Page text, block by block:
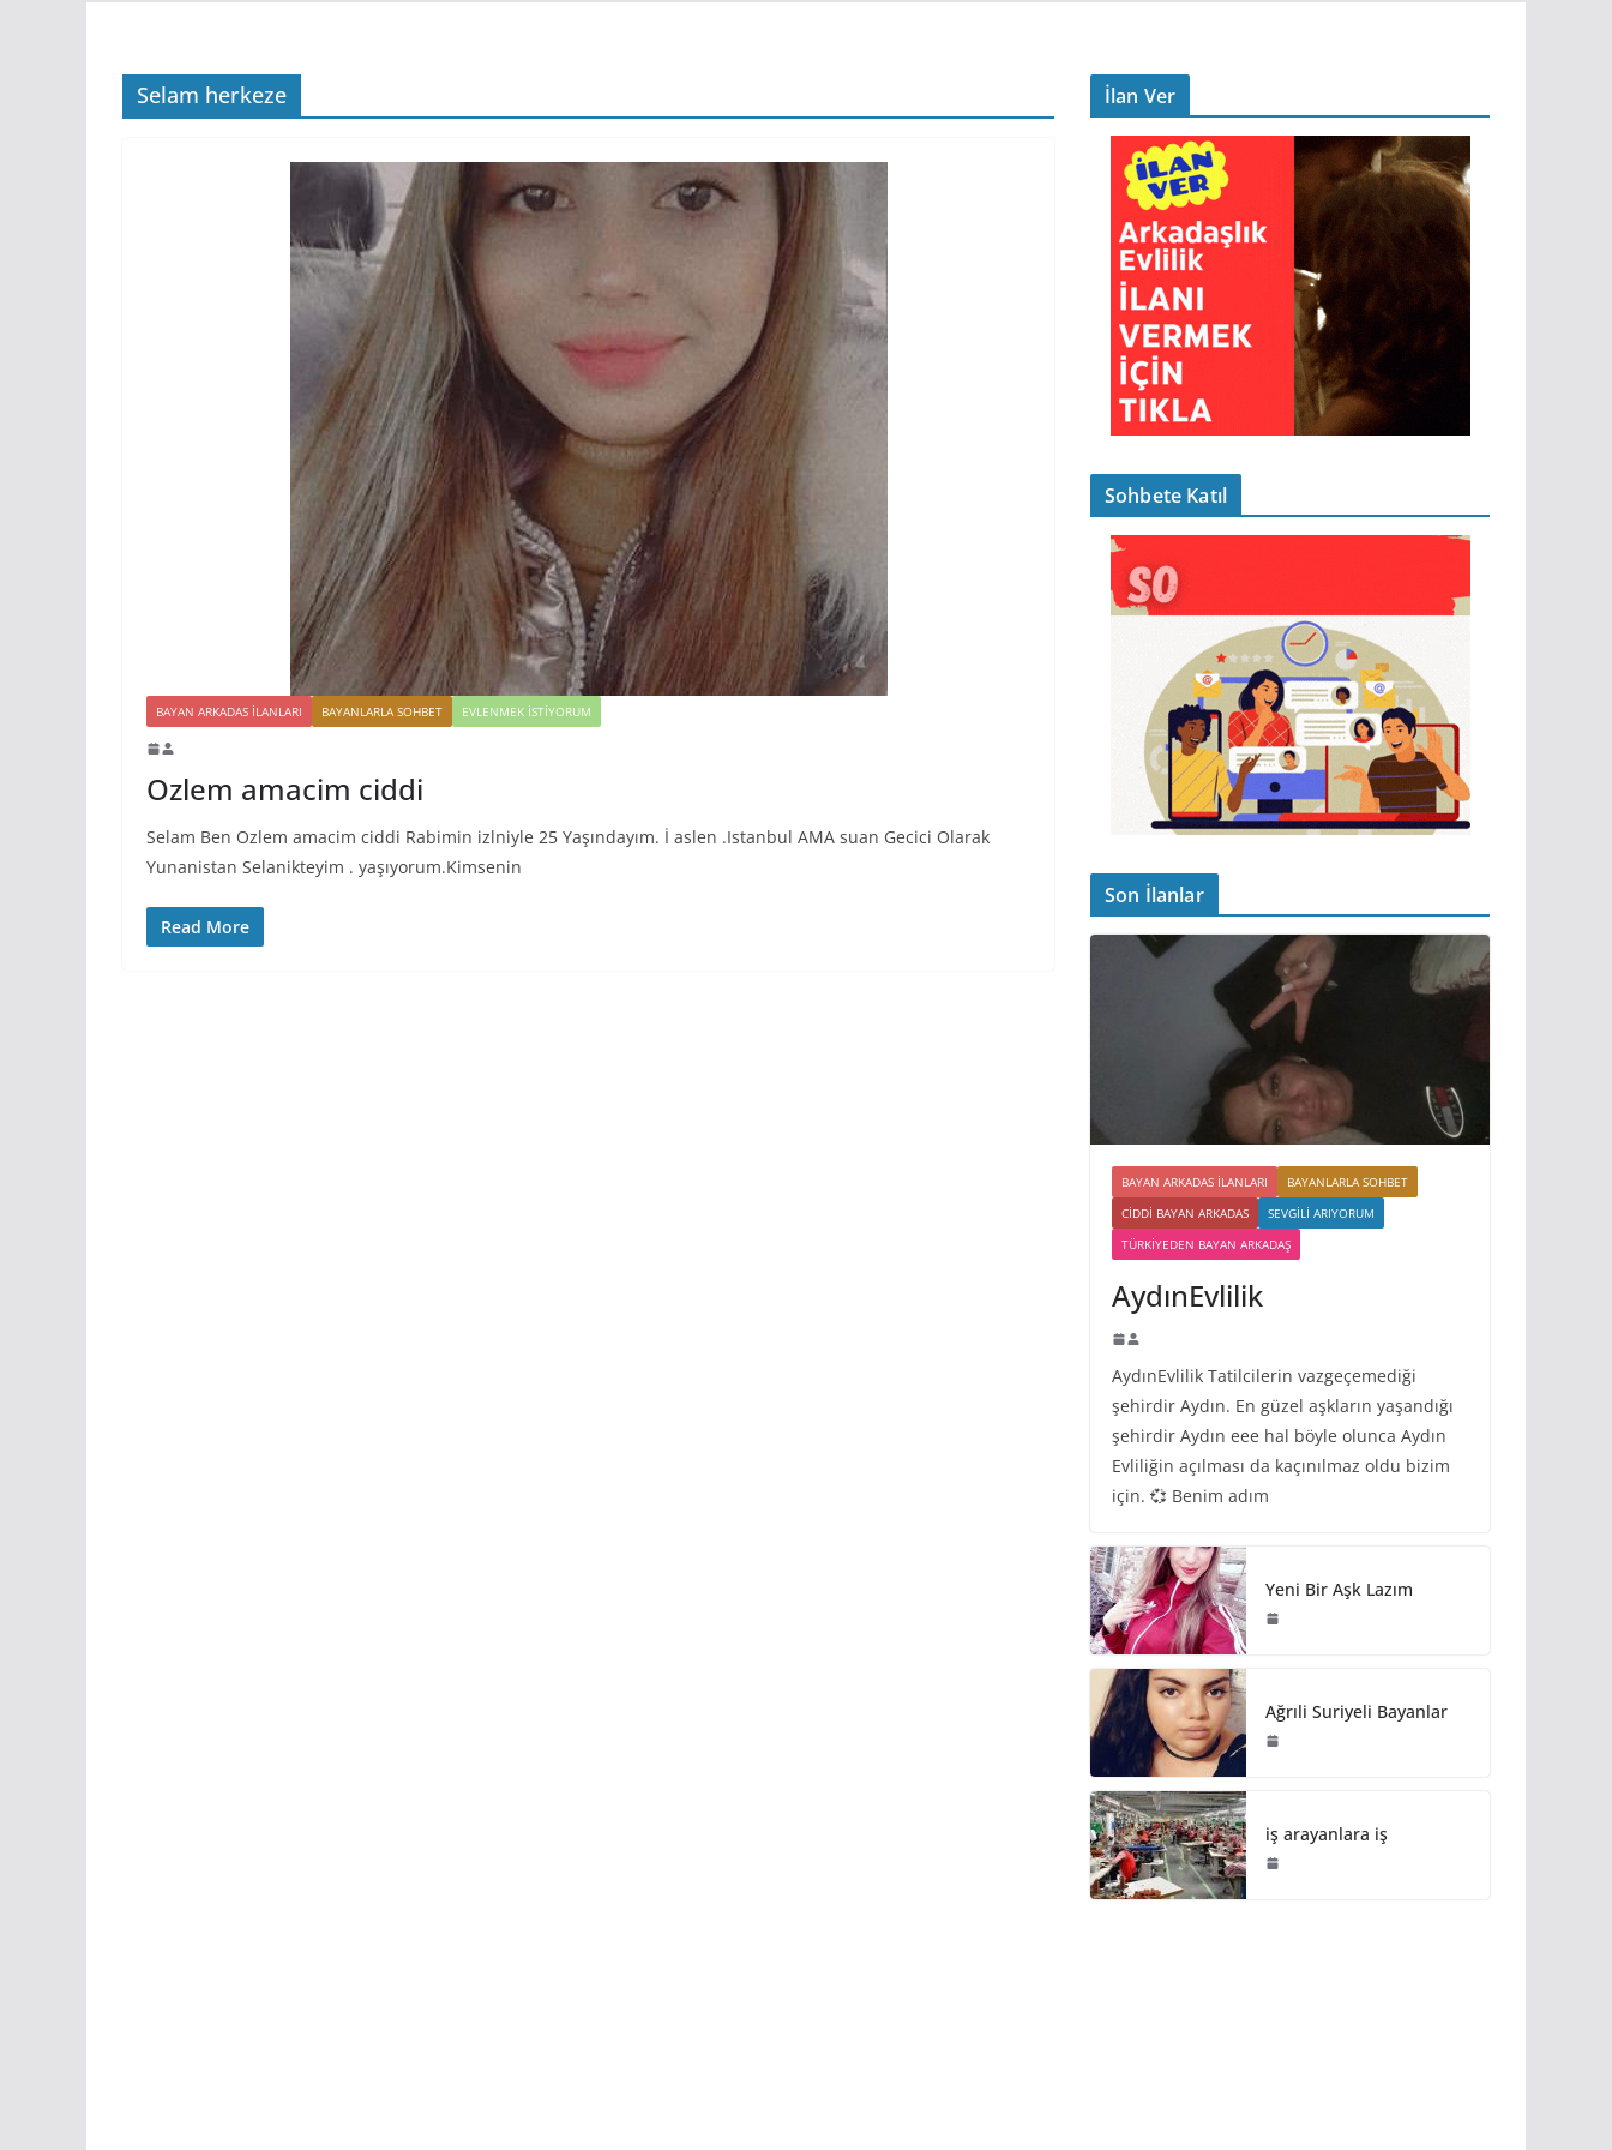
Selam herkeze
BAYAN ARKADAS ILANLARI BAYANLARLA SOHBET EVLENMEK İSTIYORUM
Ozlem amacim ciddi
Selam Ben Ozlem amacim ciddi Rabimin izlniyle 25 Yaşındayım. İ aslen .Istanbul AMA suan Gecici Olarak
Yunanistan Selanikteyim . yaşıyorum.Kimsenin
Read More
İlan Ver
Sohbete Katıl
Son İlanlar
BAYAN ARKADAS ILANLARI
BAYANLARLA SOHBET
CIDDI BAYAN ARKADAS
SEVGILI ARIYORUM
TÜRKIYEDEN BAYAN ARKADAŞ
AydınEvlilik
AydınEvlilik Tatilcilerin vazgeçemediği
şehirdir Aydın. En güzel aşkların yaşandığı
şehirdir Aydın eee hal böyle olunca Aydın
Evliliğin açılması da kaçınılmaz oldu bizim
için. 💞 Benim adım
Yeni Bir Aşk Lazım
Ağrıli Suriyeli Bayanlar
iş arayanlara iş